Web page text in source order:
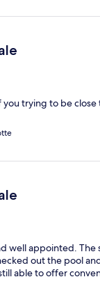
trying to be close
well appointed. The
out the pool
able to offer